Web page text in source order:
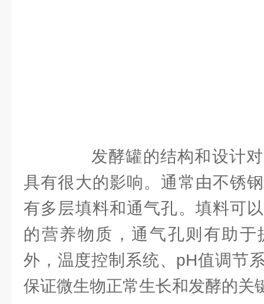
发酵罐的结构和设计对
具有很大的影响。通常由不锈
有多层填料和通气孔。填料可
的营养物质，通气孔则有助
外，温度控制系统、pH值调节
保证微生物正常生长和发酵的关